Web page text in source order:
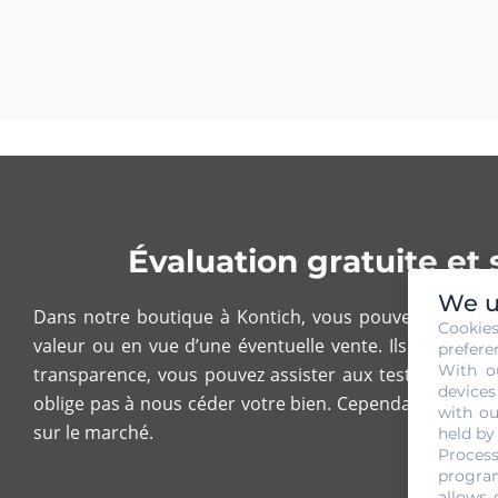
Évaluation gratuite et
Dans notre boutique à Kontich, vous pouvez nous
valeur ou en vue d’une éventuelle vente. Ils
transparence, vous pouvez assister aux tests de
oblige pas à nous céder votre bien. Cependant,
sur le marché.
We
With
with
held